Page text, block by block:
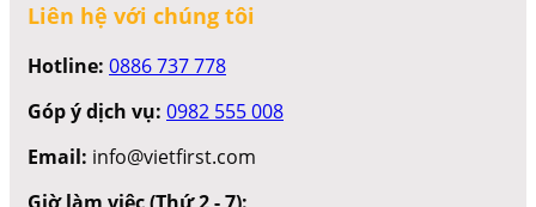
Liên hệ với chúng tôi
Hotline: 0886 737 778
Góp ý dịch vụ: 0982 555 008
Email: info@vietfirst.com